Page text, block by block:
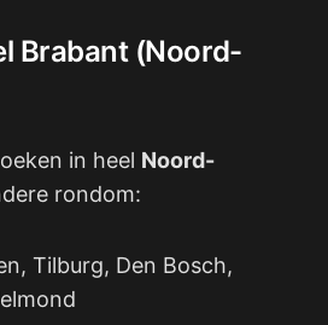
Brabant (Noord-
in heel Noord-
rondom:
Tilburg, Den Bosch,